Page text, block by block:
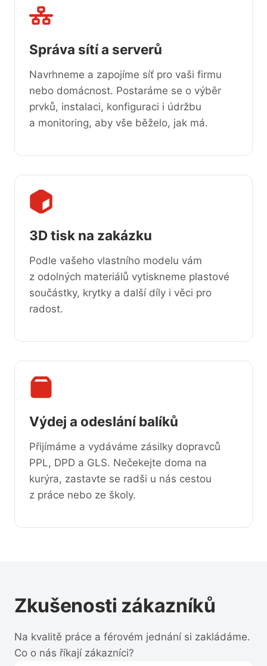
Správa sítí a serverů
Navrhneme a zapojíme síť pro vaši firmu
nebo domácnost. Postaráme se o výběr
prvků, instalaci, konfiguraci i údržbu
a monitoring, aby vše běželo, jak má.
3D tisk na zakázku
Podle vašeho vlastního modelu vám
z odolných materiálů vytiskneme plastové
součástky, krytky a další díly i věci pro
radost.
Výdej a odeslání balíků
Přijímáme a vydáváme zásilky dopravců
PPL, DPD a GLS. Nečekejte doma na
kurýra, zastavte se radši u nás cestou
z práce nebo ze školy.
Zkušenosti zákazníků
Na kvalitě práce a férovém jednání si zakládáme.
Co o nás říkají zákazníci?